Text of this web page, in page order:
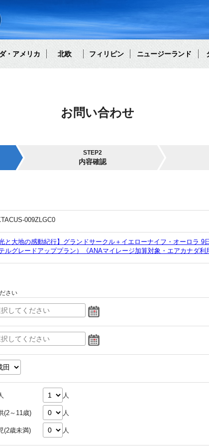
・アメリカ 北欧 フィリピン ニュージーランド
お問い合わせ
STEP2
内容確認
009ZLGC0
光と大地の感動紀行】グランドサークル＋イエローナイフ・オーロラ 9
ルグレードアッププラン）《ANAマイレージ加算対象・エアカナダ利
さい
人
(2～11歳) 人
(2歳未満) 人